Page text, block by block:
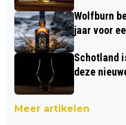
Wolfburn
jaar voor
Schotland
deze
Meer artikelen